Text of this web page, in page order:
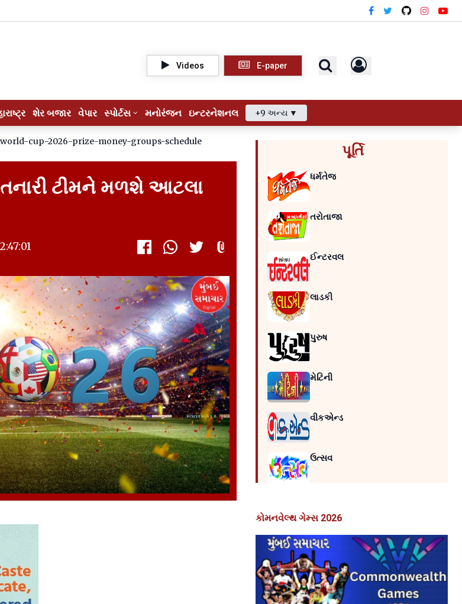
Videos E-paper
શેર બજાર વેપાર સ્પોર્ટસ મનોરંજન ઇન્ટરનેશનલ +9 અન્ય ▼
cup-2026-prize-money-groups-schedule
ટીમને મળશે આટલા
પૂર્તિ
ધર્મતેજ
તરોતાજા
ઈન્ટરવલ
લાડકી
પુરુષ
મેટિની
વીકએન્ડ
ઉત્સવ
કોમનવેલ્થ ગેમ્સ 2026